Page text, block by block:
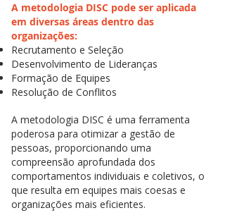
A metodologia DISC pode ser aplicada
em diversas áreas dentro das
organizações:​
Recrutamento e Seleção
Desenvolvimento de Lideranças
Formação de Equipes
Resolução de Conflitos
A metodologia DISC é uma ferramenta
poderosa para otimizar a gestão de
pessoas, proporcionando uma
compreensão aprofundada dos
comportamentos individuais e coletivos, o
que resulta em equipes mais coesas e
organizações mais eficientes.